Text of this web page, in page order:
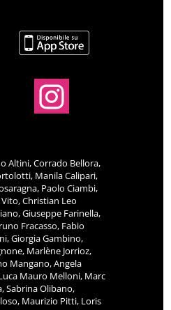
Altini, Corrado Bellora,
Manila Calipari,
Paolo Ciambi,
Christian Leo
Giuseppe Farinella,
Fracasso, Fabio
Giorgia Gambino,
Marlène Jorrioz,
Mangano, Angela
Mauro Melloni, Marc
Sabrina Olibano,
Maurizio Pitti, Loris